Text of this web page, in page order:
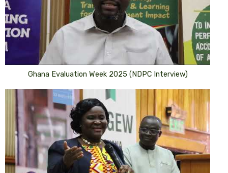
Ghana Evaluation Week 2025 (NDPC Interview)